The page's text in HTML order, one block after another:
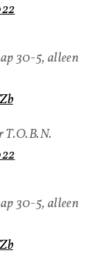
30-5, alleen
T.O.B.N.
30-5, alleen